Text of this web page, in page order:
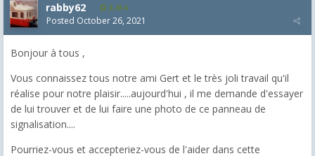
rabby62 8,454
Posted October 26, 2021
Bonjour à tous ,
Vous connaissez tous notre ami Gert et le très joli travail qu'il
réalise pour notre plaisir.....aujourd'hui , il me demande d'essayer
de lui trouver et de lui faire une photo de ce panneau de
signalisation....
Pourriez-vous et accepteriez-vous de l'aider dans cette